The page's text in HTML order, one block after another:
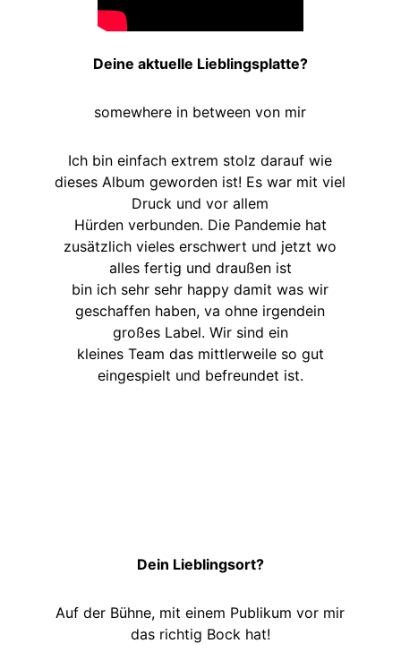
Deine aktuelle Lieblingsplatte?
somewhere in between von mir
Ich bin einfach extrem stolz darauf wie
dieses Album geworden ist! Es war mit viel
Druck und vor allem
Hürden verbunden. Die Pandemie hat
zusätzlich vieles erschwert und jetzt wo
alles fertig und draußen ist
bin ich sehr sehr happy damit was wir
geschaffen haben, va ohne irgendein
großes Label. Wir sind ein
kleines Team das mittlerweile so gut
eingespielt und befreundet ist.
Dein Lieblingsort?
Auf der Bühne, mit einem Publikum vor mir
das richtig Bock hat!